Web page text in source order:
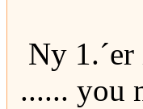
Ny
...... you